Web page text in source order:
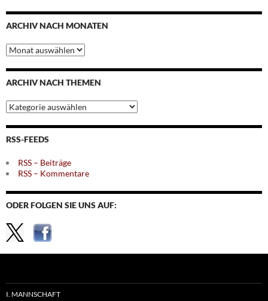
ARCHIV NACH MONATEN
Archiv
nach
Monaten
ARCHIV NACH THEMEN
Archiv
nach
Themen
RSS-FEEDS
RSS – Beiträge
RSS – Kommentare
ODER FOLGEN SIE UNS AUF:
I. MANNSCHAFT